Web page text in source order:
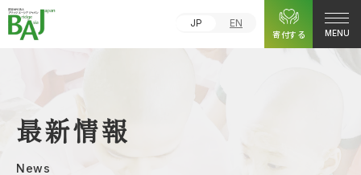
JP
EN
寄付する
MENU
最新情報
News